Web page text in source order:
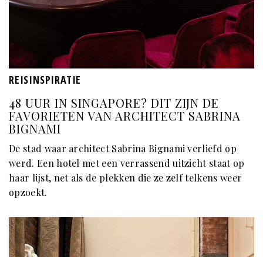
REISINSPIRATIE
48 UUR IN SINGAPORE? DIT ZIJN DE
FAVORIETEN VAN ARCHITECT SABRINA
BIGNAMI
De stad waar architect Sabrina Bignami verliefd op
werd. Een hotel met een verrassend uitzicht staat op
haar lijst, net als de plekken die ze zelf telkens weer
opzoekt.